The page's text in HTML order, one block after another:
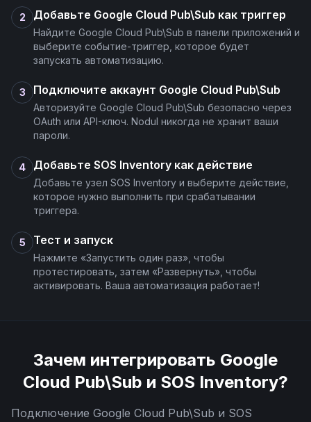
Topics List
2 Добавьте Google Cloud Pub\Sub как триггер
Найдите Google Cloud Pub\Sub в панели приложений и
выберите событие-триггер, которое будет
запускать автоматизацию.
3 Подключите аккаунт Google Cloud Pub\Sub
Авторизуйте Google Cloud Pub\Sub безопасно через
OAuth или API-ключ. Nodul никогда не хранит ваши
пароли.
4 Добавьте SOS Inventory как действие
Добавьте узел SOS Inventory и выберите действие,
которое нужно выполнить при срабатывании
триггера.
5 Тест и запуск
Нажмите «Запустить один раз», чтобы
протестировать, затем «Развернуть», чтобы
активировать. Ваша автоматизация работает!
Зачем интегрировать Google
Cloud Pub\Sub и SOS Inventory?
Подключение Google Cloud Pub\Sub и SOS